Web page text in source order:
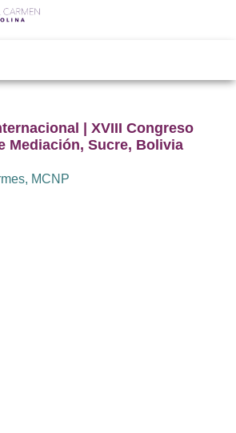
| XVIII Congreso
Mediación, Sucre, Bolivia
, MCNP